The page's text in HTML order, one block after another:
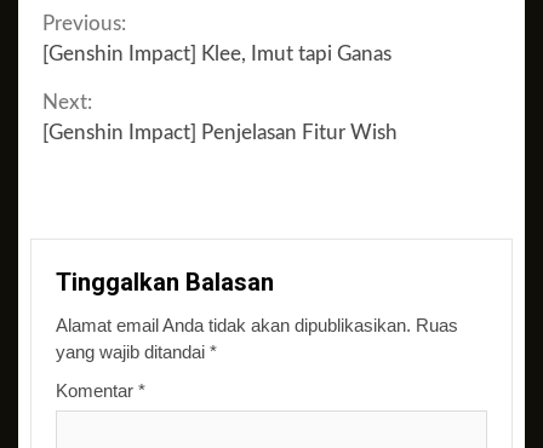
Continue
Reading
Previous:
[Genshin Impact] Klee, Imut tapi Ganas
Next:
[Genshin Impact] Penjelasan Fitur Wish
Tinggalkan Balasan
Alamat email Anda tidak akan dipublikasikan. Ruas
yang wajib ditandai *
Komentar *